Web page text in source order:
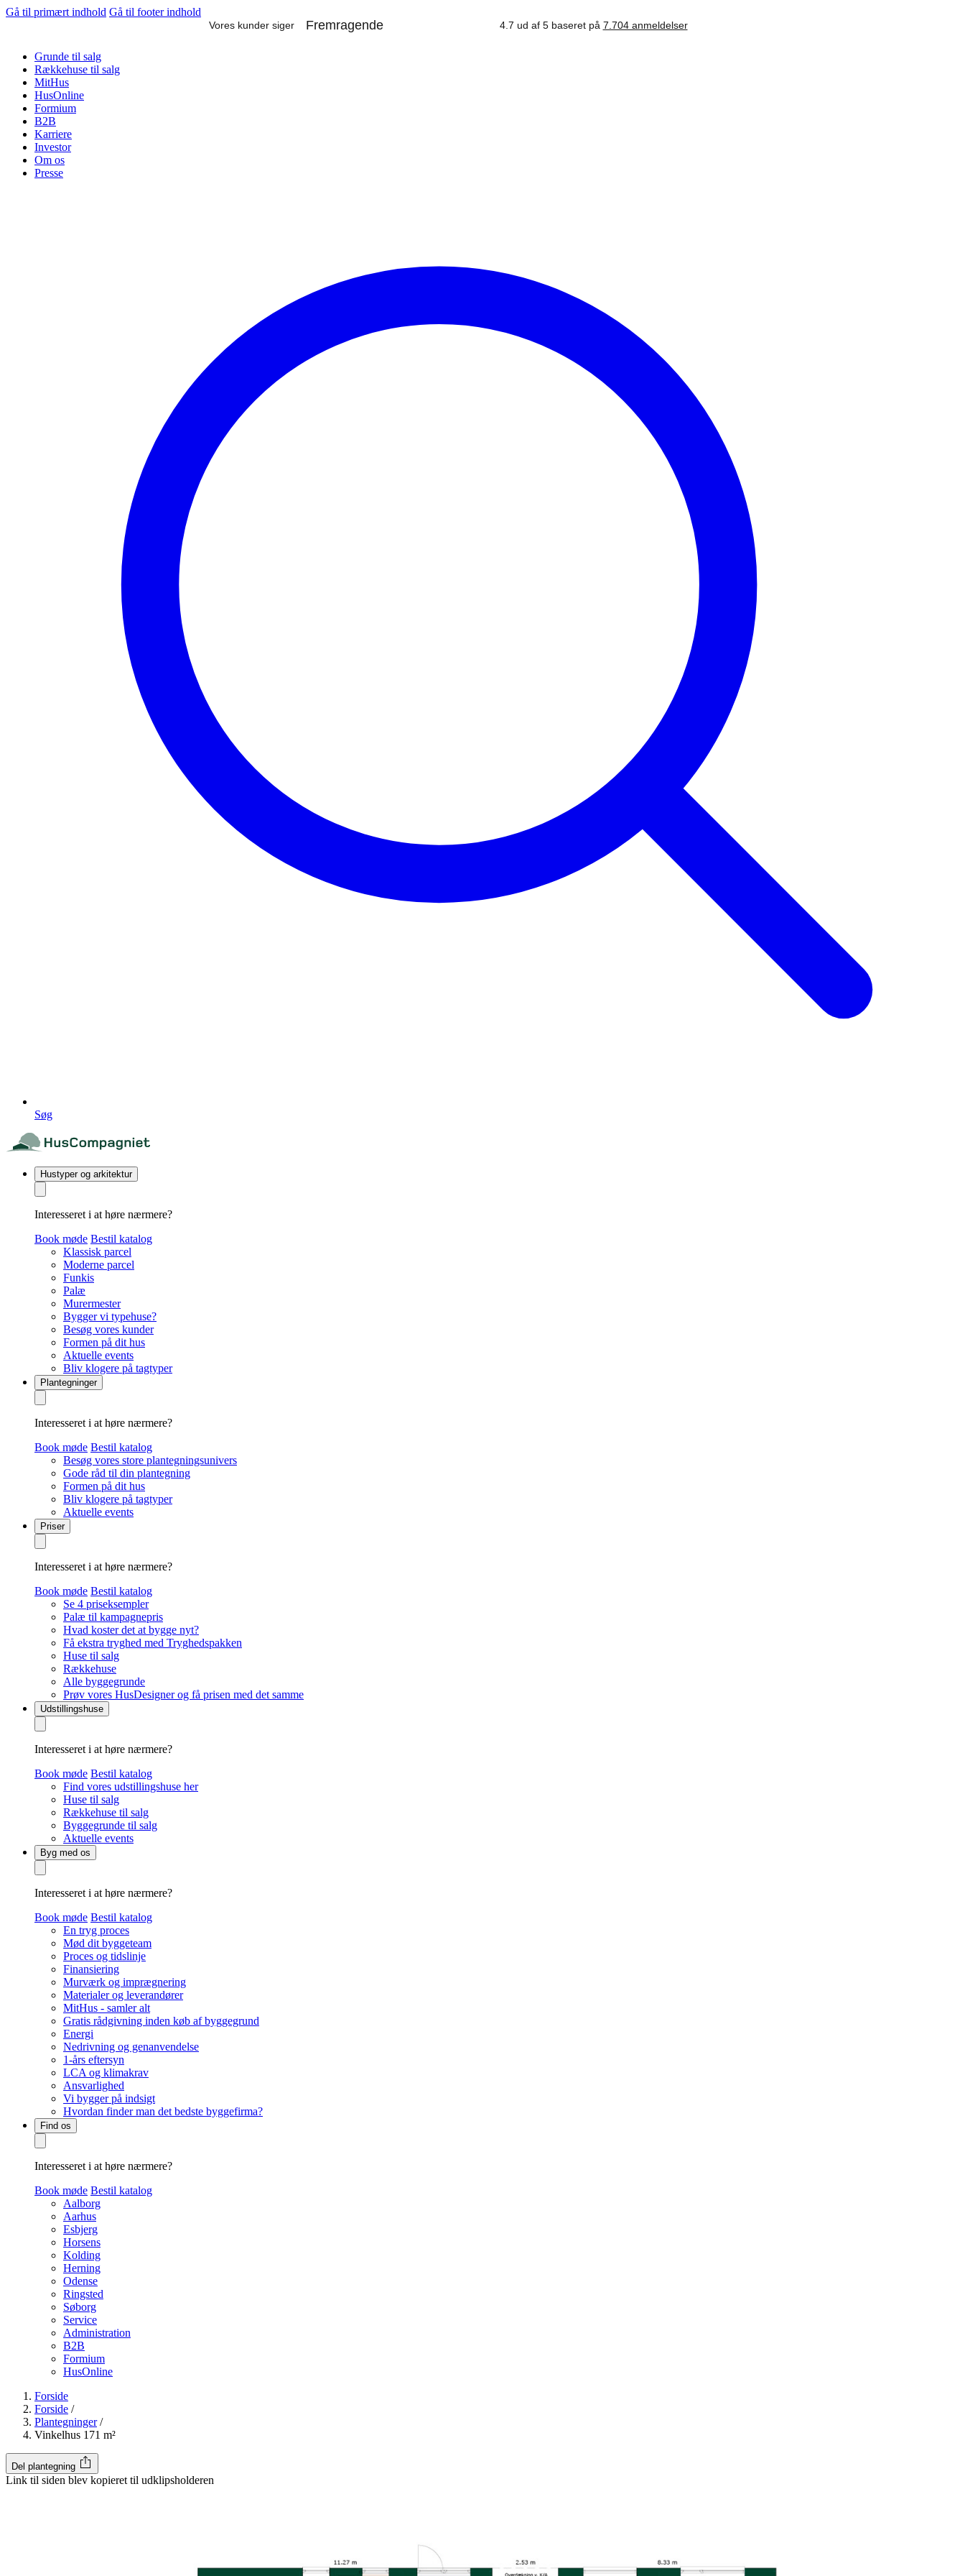
Gå til primært indhold Gå til footer indhold
Grunde til salg
Rækkehuse til salg
MitHus
HusOnline
Formium
B2B
Karriere
Investor
Om os
Presse
Søg
Hustyper og arkitektur
Interesseret i at høre nærmere?
Book møde Bestil katalog
Klassisk parcel
Moderne parcel
Funkis
Palæ
Murermester
Bygger vi typehuse?
Besøg vores kunder
Formen på dit hus
Aktuelle events
Bliv klogere på tagtyper
Plantegninger
Interesseret i at høre nærmere?
Book møde Bestil katalog
Besøg vores store plantegningsunivers
Gode råd til din plantegning
Formen på dit hus
Bliv klogere på tagtyper
Aktuelle events
Priser
Interesseret i at høre nærmere?
Book møde Bestil katalog
Se 4 priseksempler
Palæ til kampagnepris
Hvad koster det at bygge nyt?
Få ekstra tryghed med Tryghedspakken
Huse til salg
Rækkehuse
Alle byggegrunde
Prøv vores HusDesigner og få prisen med det samme
Udstillingshuse
Interesseret i at høre nærmere?
Book møde Bestil katalog
Find vores udstillingshuse her
Huse til salg
Rækkehuse til salg
Byggegrunde til salg
Aktuelle events
Byg med os
Interesseret i at høre nærmere?
Book møde Bestil katalog
En tryg proces
Mød dit byggeteam
Proces og tidslinje
Finansiering
Murværk og imprægnering
Materialer og leverandører
MitHus - samler alt
Gratis rådgivning inden køb af byggegrund
Energi
Nedrivning og genanvendelse
1-års eftersyn
LCA og klimakrav
Ansvarlighed
Vi bygger på indsigt
Hvordan finder man det bedste byggefirma?
Find os
Interesseret i at høre nærmere?
Book møde Bestil katalog
Aalborg
Aarhus
Esbjerg
Horsens
Kolding
Herning
Odense
Ringsted
Søborg
Service
Administration
B2B
Formium
HusOnline
Forside
Forside /
Plantegninger /
Vinkelhus 171 m²
Del plantegning
Link til siden blev kopieret til udklipsholderen